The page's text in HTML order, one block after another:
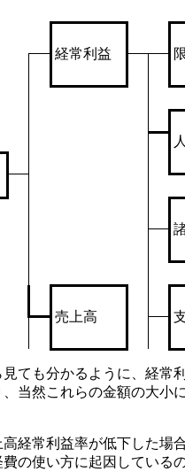
経常利益
売上高
見ても分かるように、経
、当然これらの金額の大小
経常利益率が低下した場
費の使い方に起因している